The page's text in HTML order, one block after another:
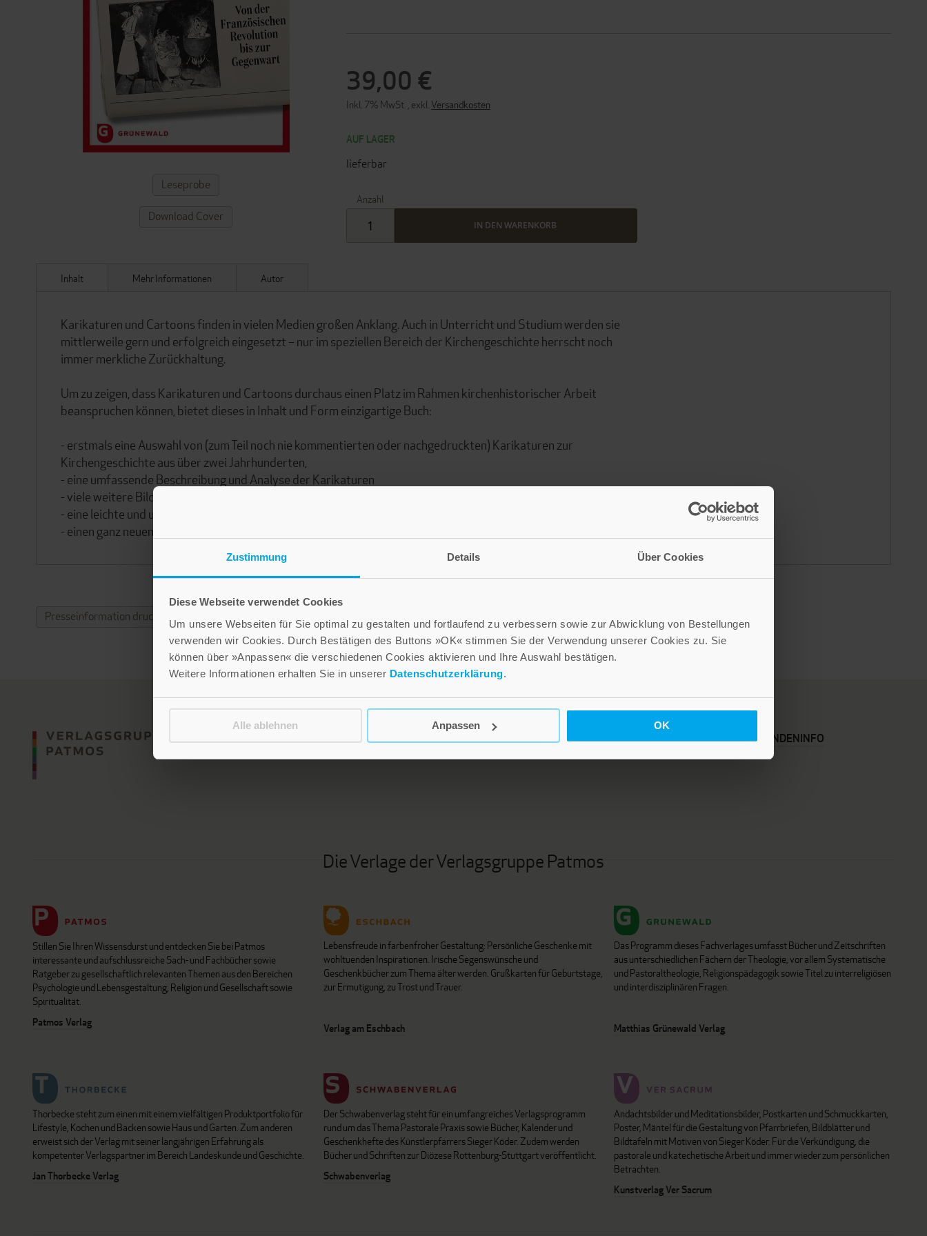
Zustimmung Details Über Cookies
Diese Webseite verwendet Cookies
Um unsere Webseiten für Sie optimal zu gestalten und fortlaufend zu verbessern sowie zur Abwicklung von Bestellungen
verwenden wir Cookies. Durch Bestätigen des Buttons »OK« stimmen Sie der Verwendung unserer Cookies zu. Sie
können über »Anpassen« die verschiedenen Cookies aktivieren und Ihre Auswahl bestätigen.
Weitere Informationen erhalten Sie in unserer Datenschutzerklärung.
Alle ablehnen Anpassen OK
39,00 €
Inkl. 7% MwSt. , exkl. Versandkosten
AUF LAGER
lieferbar
Anzahl
IN DEN WARENKORB
ZUM
ANFANG
BILDERGALERIE
Leseprobe
Download Cover
Inhalt
Karikaturen und Cartoons finden in vielen Medien großen Anklang. Auch in Unterricht und Studium werden sie
mittlerweile gern und erfolgreich eingesetzt – nur im speziellen Bereich der Kirchengeschichte herrscht noch
immer merkliche Zurückhaltung.
Um zu zeigen, dass Karikaturen und Cartoons durchaus einen Platz im Rahmen kirchenhistorischer Arbeit
beanspruchen können, bietet dieses in Inhalt und Form einzigartige Buch:
- erstmals eine Auswahl von (zum Teil noch nie kommentierten oder nachgedruckten) Karikaturen zur
Kirchengeschichte aus über zwei Jahrhunderten,
- eine umfassende Beschreibung und Analyse der Karikaturen
- viele weitere Bilder, Karikaturen und Infoboxen,
- eine leichte und unterhaltsame Lektüre und
- einen ganz neuen Zugang zur Kirchengeschichte.
Mehr Informationen Autor
Presseinformation drucken
LEBE GUT MAGAZIN NEWSLETTER KARRIERE KUNDENINFO
Die Verlage der Verlagsgruppe Patmos
Stillen Sie Ihren Wissensdurst und entdecken Sie bei Patmos
interessante und aufschlussreiche Sach- und Fachbücher sowie
Ratgeber zu gesellschaftlich relevanten Themen aus den Bereichen
Psychologie und Lebensgestaltung, Religion und Gesellschaft sowie
Spiritualität.
Patmos Verlag
Lebensfreude in farbenfroher Gestaltung: Persönliche Geschenke mit
wohltuenden Inspirationen. Irische Segenswünsche und
Geschenkbücher zum Thema älter werden. Grußkarten für Geburtstage,
zur Ermutigung, zu Trost und Trauer.
Verlag am Eschbach
Das Programm dieses Fachverlages umfasst Bücher und Zeitschriften
aus unterschiedlichen Fächern der Theologie, vor allem Systematische
und Pastoraltheologie, Religionspädagogik sowie Titel zu interreligiösen
und interdisziplinären Fragen.
Matthias Grünewald Verlag
Thorbecke steht zum einen mit einem vielfältigen Produktportfolio für
Lifestyle, Kochen und Backen sowie Haus und Garten. Zum anderen
erweist sich der Verlag mit seiner langjährigen Erfahrung als
kompetenter Verlagspartner im Bereich Landeskunde und Geschichte.
Jan Thorbecke Verlag
Der Schwabenverlag steht für ein umfangreiches Verlagsprogramm
rund um das Thema Pastorale Praxis sowie Bücher, Kalender und
Geschenkhefte des Künstlerpfarrers Sieger Köder. Zudem werden
Bücher und Schriften zur Diözese Rottenburg-Stuttgart veröffentlicht.
Schwabenverlag
Andachtsbilder und Meditationsbilder, Postkarten und Schmuckkarten,
Poster, Mäntel für die Gestaltung von Pfarrbriefen, Bildblätter und
Bildtafeln mit Motiven von Sieger Köder. Für die Verkündigung, die
pastorale und katechetische Arbeit und immer wieder zum persönlichen
Betrachten.
Kunstverlag Ver Sacrum